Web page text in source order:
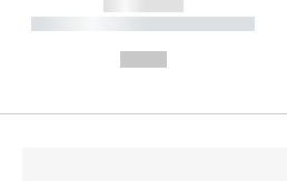
----------- ----------- ----------